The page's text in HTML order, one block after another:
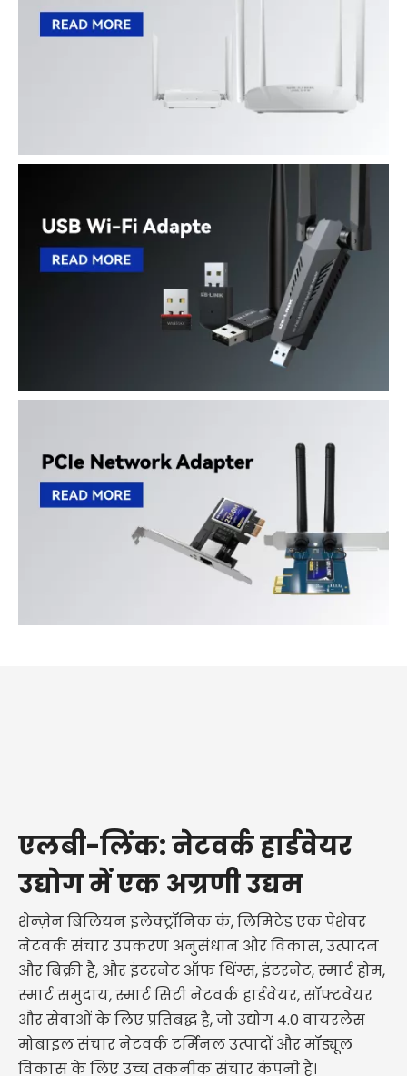
एलबी-लिंक: नेटवर्क हार्डवेयर
उद्योग में एक अग्रणी उद्यम
शेन्ज़ेन बिलियन इलेक्ट्रॉनिक कं, लिमिटेड एक पेशेवर
नेटवर्क संचार उपकरण अनुसंधान और विकास, उत्पादन
और बिक्री है, और इंटरनेट ऑफ थिंग्स, इंटरनेट, स्मार्ट होम,
स्मार्ट समुदाय, स्मार्ट सिटी नेटवर्क हार्डवेयर, सॉफ्टवेयर
और सेवाओं के लिए प्रतिबद्ध है, जो उद्योग 4.0 वायरलेस
मोबाइल संचार नेटवर्क टर्मिनल उत्पादों और मॉड्यूल
विकास के लिए उच्च तकनीक संचार कंपनी है।